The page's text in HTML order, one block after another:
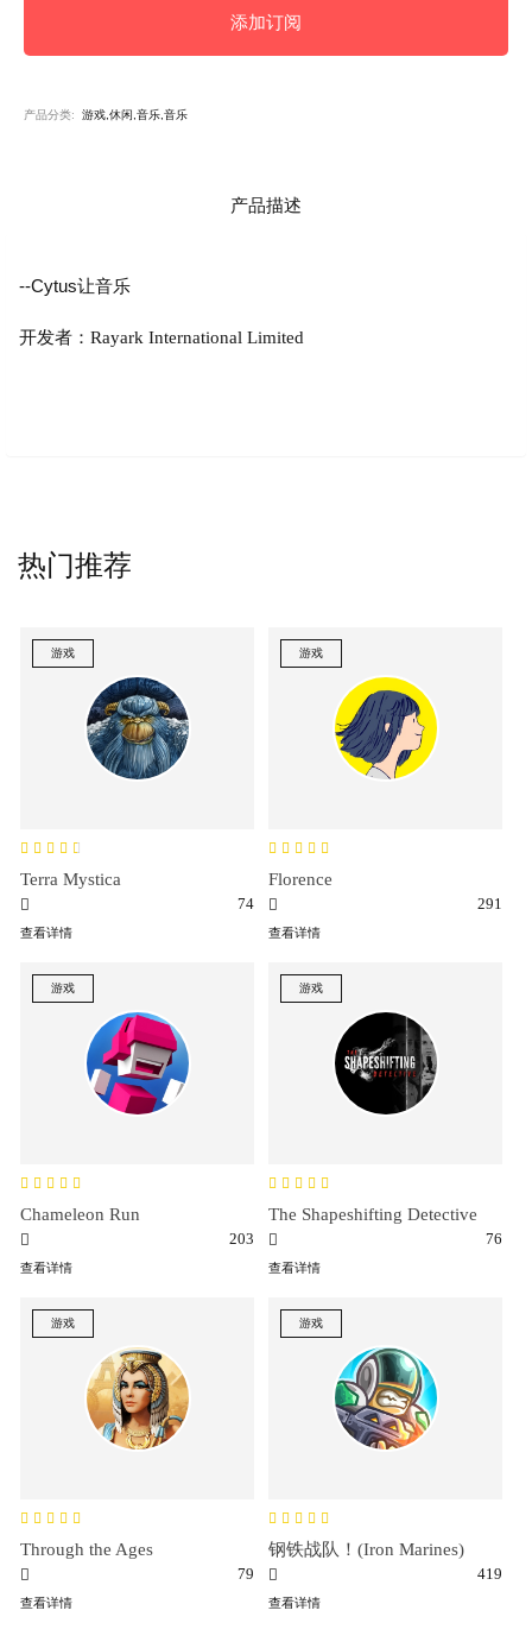
添加订阅
产品分类: 游戏,休闲,音乐,音乐
产品描述
--Cytus让音乐
开发者：Rayark International Limited
热门推荐
游戏
Terra Mystica
74
查看详情
游戏
Florence
291
查看详情
游戏
Chameleon Run
203
查看详情
游戏
The Shapeshifting Detective
76
查看详情
游戏
Through the Ages
79
查看详情
游戏
钢铁战队！(Iron Marines)
419
查看详情